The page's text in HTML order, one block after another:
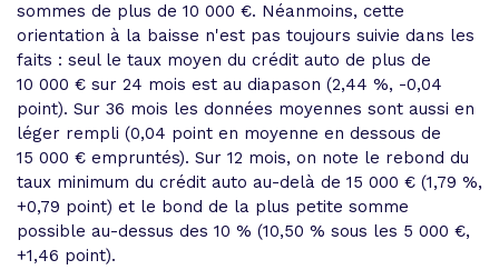
sommes de plus de 10 000 €. Néanmoins, cette
orientation à la baisse n'est pas toujours suivie dans les
faits : seul le taux moyen du crédit auto de plus de
10 000 € sur 24 mois est au diapason (2,44 %, -0,04
point). Sur 36 mois les données moyennes sont aussi en
léger rempli (0,04 point en moyenne en dessous de
15 000 € empruntés). Sur 12 mois, on note le rebond du
taux minimum du crédit auto au-delà de 15 000 € (1,79 %,
+0,79 point) et le bond de la plus petite somme
possible au-dessus des 10 % (10,50 % sous les 5 000 €,
+1,46 point).